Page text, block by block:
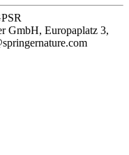
GmbH, Europaplatz 3,